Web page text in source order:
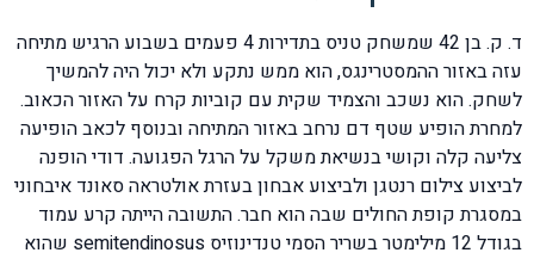
ד. ק. בן 42 שמשחק טניס בתדירות 4 פעמים בשבוע הרגיש מתיחה
עזה באזור ההמסטרינגס, הוא ממש נתקע ולא יכול היה להמשיך
לשחק. הוא נשכב והצמיד שקית עם קוביות קרח על האזור הכאוב.
למחרת הופיע שטף דם נרחב באזור המתיחה ובנוסף לכאב הופיעה
צליעה קלה וקושי בנשיאת משקל על הרגל הפגועה. דודי הופנה
לביצוע צילום רנטגן ולביצוע אבחון בעזרת אולטראה סאונד איבחוני
במסגרת קופת החולים שבה הוא חבר. התשובה הייתה קרע עמוד
בגודל 12 מילימטר בשריר הסמי טנדינוזיס semitendinosus שהוא